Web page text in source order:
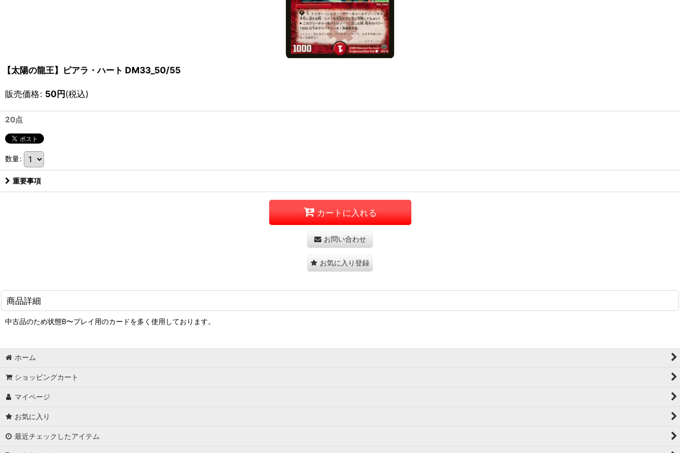
【太陽の龍王】ピアラ・ハート DM33_50/55
販売価格: 50円(税込)
20点
数量:
重要事項
カートに入れる
お問い合わせ
お気に入り登録
商品詳細
中古品のため状態B〜プレイ用のカードを多く使用しております。
ホーム
ショッピングカート
マイページ
お気に入り
最近チェックしたアイテム